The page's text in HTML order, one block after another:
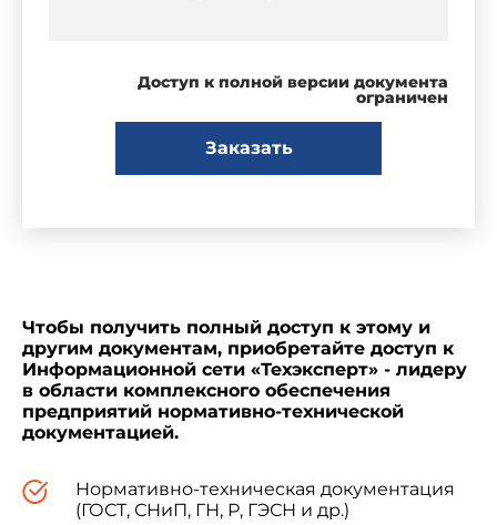
Доступ к полной версии документа
ограничен
Заказать
Чтобы получить полный доступ к этому и
другим документам, приобретайте доступ к
Информационной сети «Техэксперт» - лидеру
в области комплексного обеспечения
предприятий нормативно-технической
документацией.
Нормативно-техническая документация
(ГОСТ, СНиП, ГН, Р, ГЭСН и др.)